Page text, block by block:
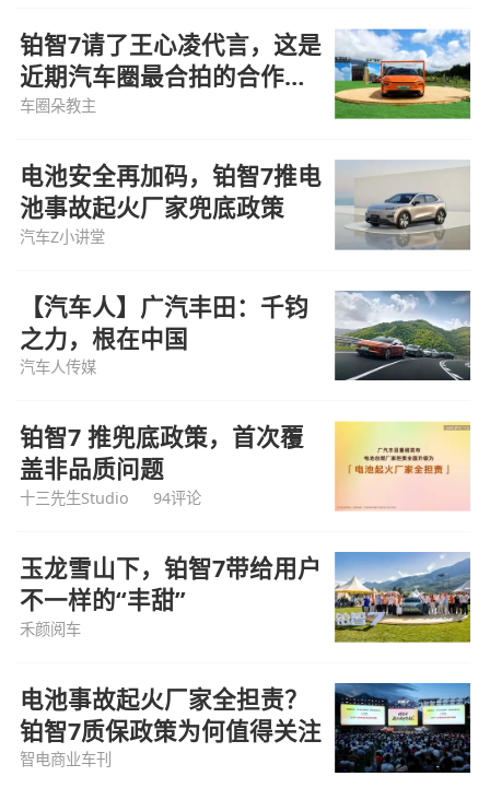
铂智7请了王心凌代言，这是
近期汽车圈最合拍的合作
了！
车圈朵教主
电池安全再加码，铂智7推电
池事故起火厂家兜底政策
汽车Z小讲堂
【汽车人】广汽丰田：千钧
之力，根在中国
汽车人传媒
铂智7 推兜底政策，首次覆
盖非品质问题
十三先生Studio 94评论
玉龙雪山下，铂智7带给用户
不一样的“丰甜”
禾颜阅车
电池事故起火厂家全担责？
铂智7质保政策为何值得关注
智电商业车刊